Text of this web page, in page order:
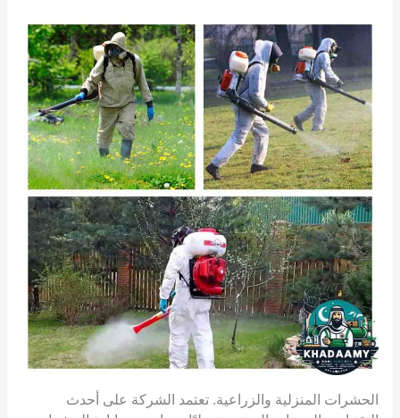
الحشرات المنزلية والزراعية. تعتمد الشركة على أحدث